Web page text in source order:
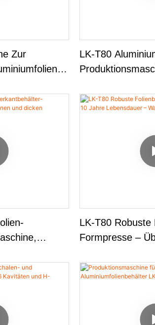
Zur
–
Mit 15
LK-T80
Seit Dem
LK-T80 Robuste
Formpresse –